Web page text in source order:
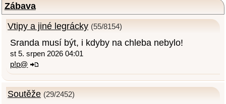
Zábava
Vtipy a jiné legrácky (55/8154)
Sranda musí být, i kdyby na chleba nebylo!
st 5. srpen 2026 04:01
p!p@
Soutěže (29/2452)